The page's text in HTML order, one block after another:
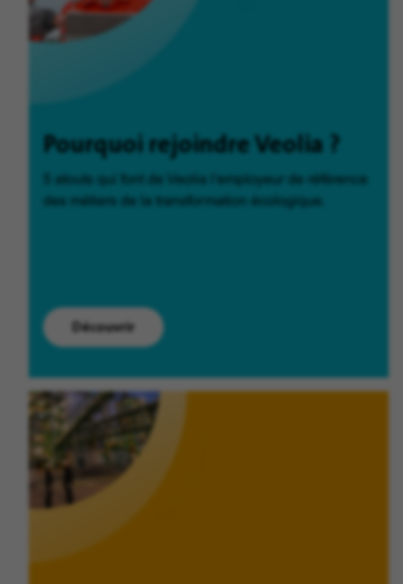
Pourquoi rejoindre Veolia ?
Découvrir